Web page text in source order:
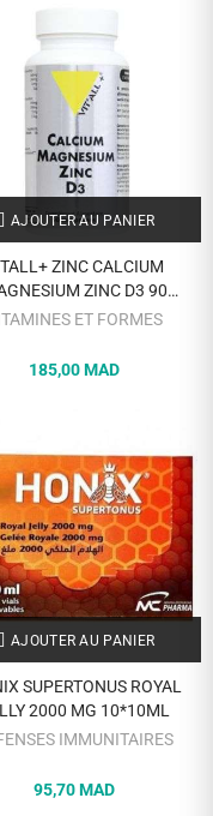
AJOUTER AU PANIER
ZINC CALCIUM
ZINC D3 90
COMPRIMES
ET FORMES
185,00 MAD
AJOUTER AU PANIER
SUPERTONUS ROYAL
2000 MG 10*10ML
IMMUNITAIRES
95,70 MAD